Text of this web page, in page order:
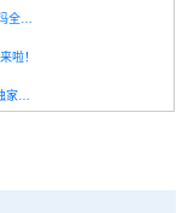
宠物和食品类目转化率赛新高！2023 Q3亚马逊&沃尔玛全球电商CPC数据发布！
啦！
哪些类目转化率喜人？Q2 Top10搜索词是哪些？这份独家报告来解答！